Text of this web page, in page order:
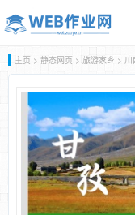
主页 > 静态网页 > 旅游家乡 > 川